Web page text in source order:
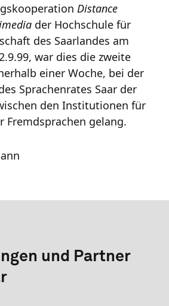
Distance
der Hochschule für
des Saarlandes am
war dies die zweite
einer Woche, bei der
Sprachenrates Saar der
den Institutionen für
Fremdsprachen gelang.
und Partner